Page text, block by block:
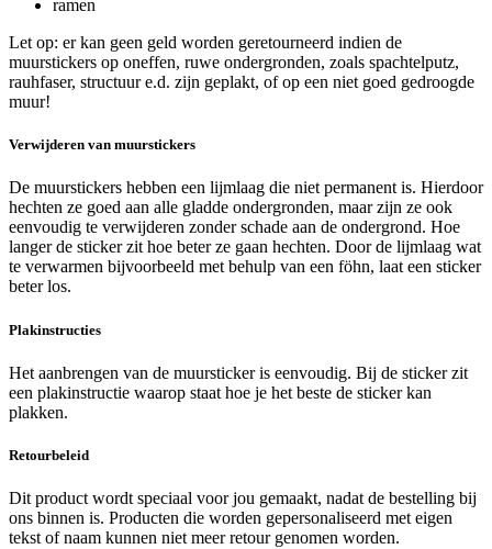
ramen
Let op: er kan geen geld worden geretourneerd indien de
muurstickers op oneffen, ruwe ondergronden, zoals spachtelputz,
rauhfaser, structuur e.d. zijn geplakt, of op een niet goed gedroogde
muur!
Verwijderen van muurstickers
De muurstickers hebben een lijmlaag die niet permanent is. Hierdoor
hechten ze goed aan alle gladde ondergronden, maar zijn ze ook
eenvoudig te verwijderen zonder schade aan de ondergrond. Hoe
langer de sticker zit hoe beter ze gaan hechten. Door de lijmlaag wat
te verwarmen bijvoorbeeld met behulp van een föhn, laat een sticker
beter los.
Plakinstructies
Het aanbrengen van de muursticker is eenvoudig. Bij de sticker zit
een plakinstructie waarop staat hoe je het beste de sticker kan
plakken.
Retourbeleid
Dit product wordt speciaal voor jou gemaakt, nadat de bestelling bij
ons binnen is. Producten die worden gepersonaliseerd met eigen
tekst of naam kunnen niet meer retour genomen worden.